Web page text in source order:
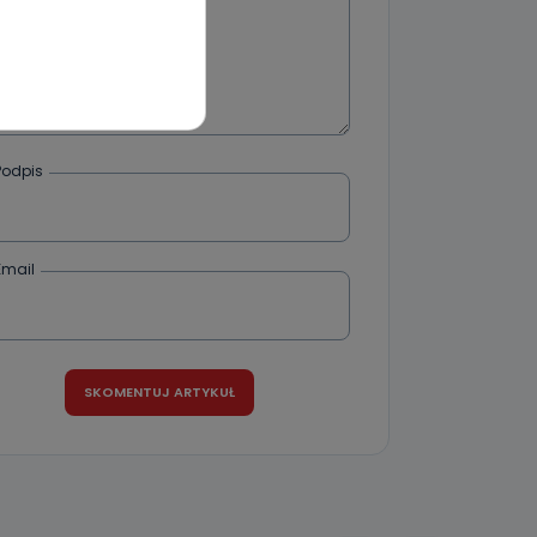
oraz
żądania